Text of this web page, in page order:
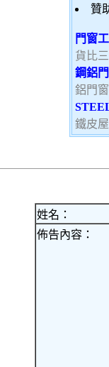
贊
門窗
貨比
鋼鋁
鋁門
鐵皮
姓名：
佈告內容：